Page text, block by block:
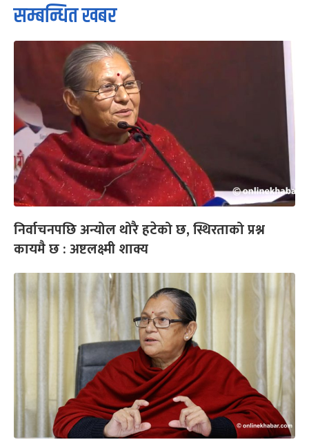
सम्बन्धित खबर
निर्वाचनपछि अन्योल थोरै हटेको छ, स्थिरताको प्रश्न
कायमै छ : अष्टलक्ष्मी शाक्य